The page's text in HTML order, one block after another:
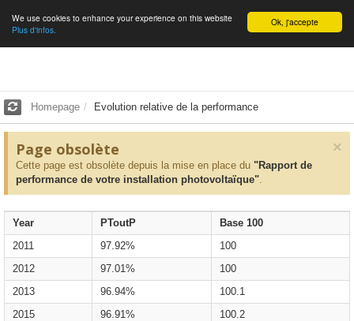
English Ok, j'accepte
We use cookies to enhance your experience on this website
Plus d'infos.
Homepage Evolution relative de la performance
×
Page obsolète
Cette page est obsolète depuis la mise en place du "Rapport de
performance de votre installation photovoltaïque".
Year PToutP
Base 100
2011
97.92%
100
2012
97.01%
100
2013
96.94%
100.1
2015
96.91%
100.2